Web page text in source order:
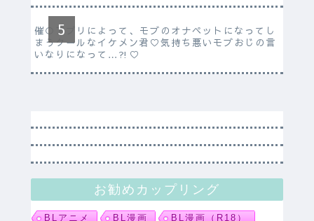
催○アプリによって、モブのオナペットになってし
まうクールなイケメン君♡気持ち悪いモブおじの言
いなりになって…⁈♡
お勧めカップリング
BLアニメ BL漫画 BL漫画（R18）